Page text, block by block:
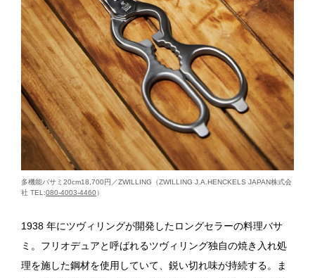
多機能バサミ20cm18,700円／ZWILLING（ZWILLING J.A.HENCKELS JAPAN株式会
社 TEL:080-4003-4460）
1938 年にツヴィリングが開発したロングセラーの料理バサ
ミ。フリオデュアと呼ばれるツヴィリング独自の焼き入れ処
理を施した鋼材を使用していて、鋭い切れ味が持続する。ま